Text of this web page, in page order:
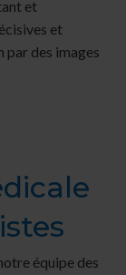
et
et
par des images
équipe des